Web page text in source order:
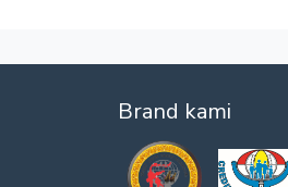
Brand kami